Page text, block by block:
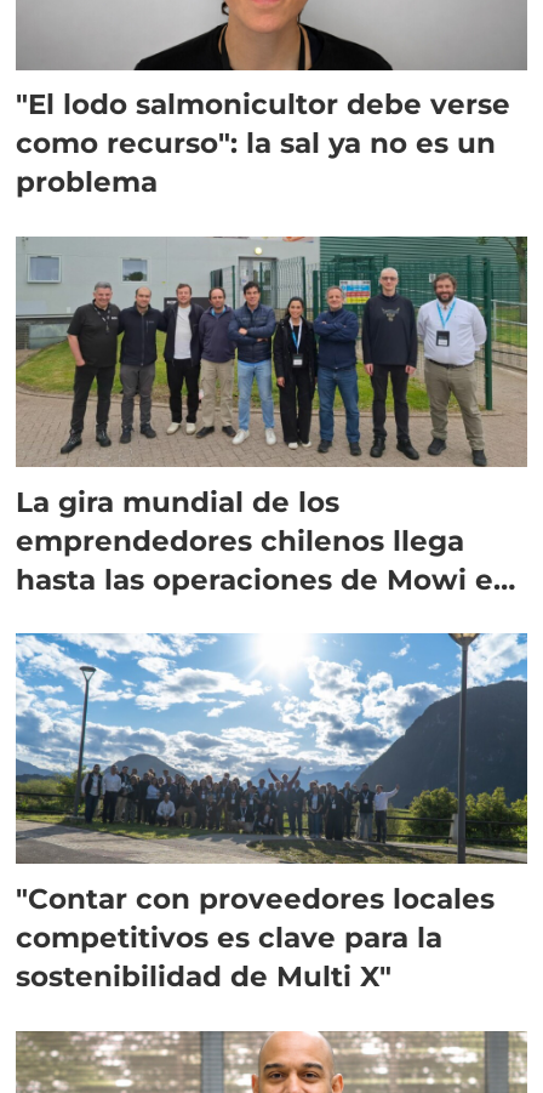
"El lodo salmonicultor debe verse
como recurso": la sal ya no es un
problema
La gira mundial de los
emprendedores chilenos llega
hasta las operaciones de Mowi en
"Contar con proveedores locales
competitivos es clave para la
sostenibilidad de Multi X"